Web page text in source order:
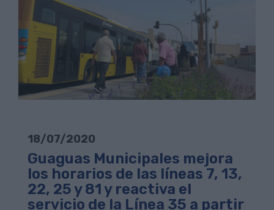
18/07/2020
Guaguas Municipales mejora
los horarios de las líneas 7, 13,
22, 25 y 81 y reactiva el
servicio de la Línea 35 a partir